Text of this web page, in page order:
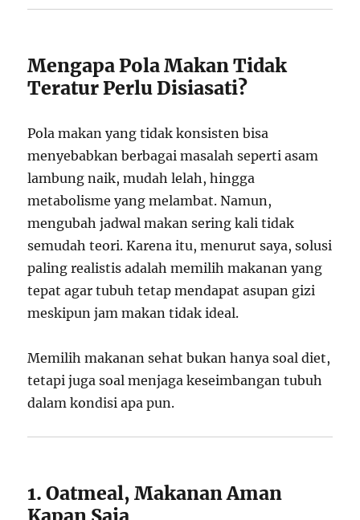
Mengapa Pola Makan Tidak
Teratur Perlu Disiasati?
Pola makan yang tidak konsisten bisa
menyebabkan berbagai masalah seperti asam
lambung naik, mudah lelah, hingga
metabolisme yang melambat. Namun,
mengubah jadwal makan sering kali tidak
semudah teori. Karena itu, menurut saya, solusi
paling realistis adalah memilih makanan yang
tepat agar tubuh tetap mendapat asupan gizi
meskipun jam makan tidak ideal.
Memilih makanan sehat bukan hanya soal diet,
tetapi juga soal menjaga keseimbangan tubuh
dalam kondisi apa pun.
1. Oatmeal, Makanan Aman